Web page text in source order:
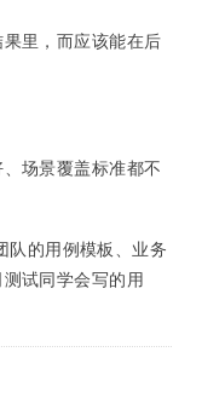
里，而应该能在后
场景覆盖标准都不
队的用例模板、业务
试同学会写的用